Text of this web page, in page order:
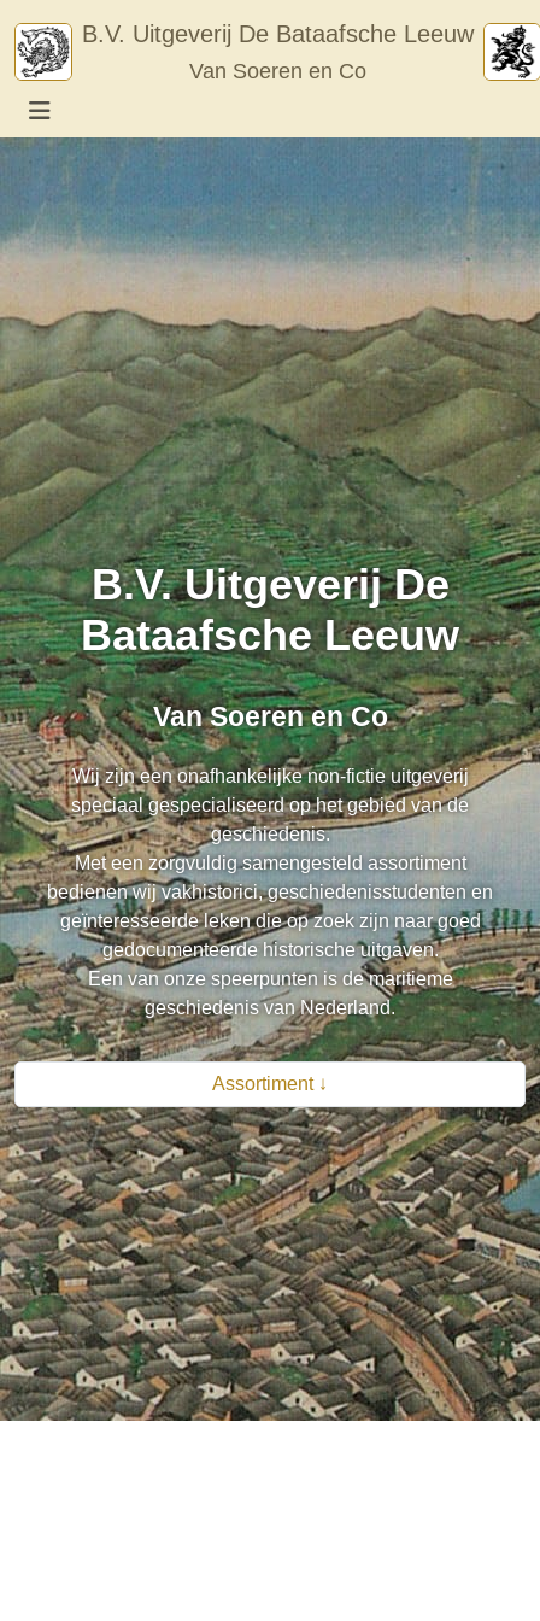
content
B.V. Uitgeverij De Bataafsche Leeuw
Van Soeren en Co
B.V. Uitgeverij De
Bataafsche Leeuw
Van Soeren en Co
Wij zijn een onafhankelijke non-fictie uitgeverij
speciaal gespecialiseerd op het gebied van de
geschiedenis.
Met een zorgvuldig samengesteld assortiment
bedienen wij vakhistorici, geschiedenisstudenten en
geïnteresseerde leken die op zoek zijn naar goed
gedocumenteerde historische uitgaven.
Een van onze speerpunten is de maritieme
geschiedenis van Nederland.
Assortiment ↓